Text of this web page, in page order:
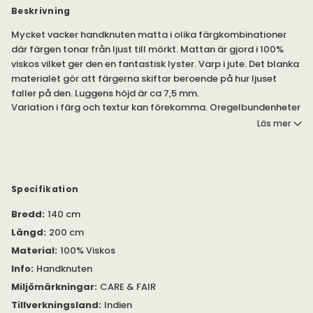
Beskrivning
Mycket vacker handknuten matta i olika färgkombinationer
där färgen tonar från ljust till mörkt. Mattan är gjord i 100%
viskos vilket ger den en fantastisk lyster. Varp i jute. Det blanka
materialet gör att färgerna skiftar beroende på hur ljuset
faller på den. Luggens höjd är ca 7,5 mm.
Variation i färg och textur kan förekomma. Oregelbundenheter
kan uppstå som ett resultat av den handtillverkade processen.
Läs mer
Specifikation
Bredd: 140 cm
Längd: 200 cm
Material: 100% Viskos
Info: Handknuten
Miljömärkningar: CARE & FAIR
Tillverkningsland: Indien